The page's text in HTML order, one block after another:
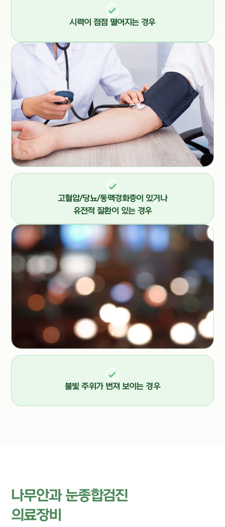
시력이 점점 떨어지는 경우
고혈압/당뇨/동맥경화증이 있거나
유전적 질환이 있는 경우
불빛 주위가 번져 보이는 경우
나무안과 눈종합검진
의료장비